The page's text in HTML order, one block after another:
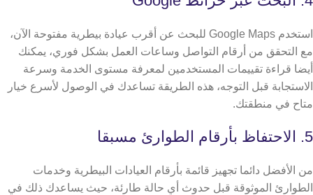
استخدم Google Maps للبحث عن أقرب عيادة بيطرية مفتوحة الآن،
مع التحقق من أرقام التواصل وساعات العمل بشكل فوري، يمكنك
أيضا قراءة تقييمات المستخدمين لمعرفة مستوى الخدمة وسرعة
الاستجابة قبل التوجه، هذه الطريقة تساعدك في الوصول لأسرع خيار
متاح في منطقتك.
5. الاحتفاظ بأرقام الطوارئ مسبقا
من الأفضل دائما تجهيز قائمة بأرقام العيادات البيطرية وخدمات
الطوارئ الموثوقة قبل حدوث أي حالة طارئة، حيث يساعدك ذلك في